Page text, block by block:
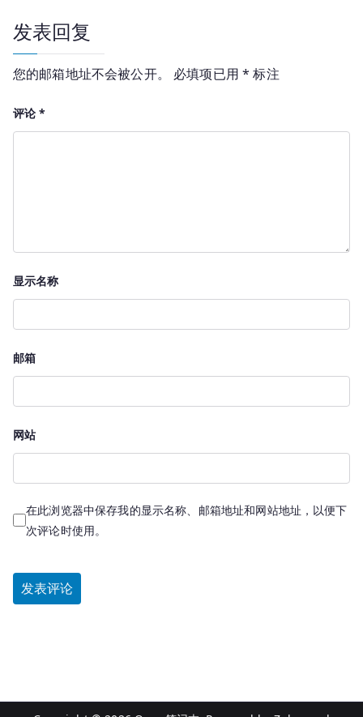
航
发表回复
您的邮箱地址不会被公开。 必填项已用* 标注
评论*
显示名称
邮箱
网站
在此浏览器中保存我的显示名称、邮箱地址和网站地址，以便下
次评论时使用。